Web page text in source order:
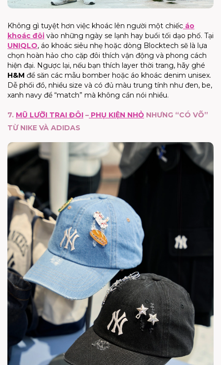
Không gì tuyệt hơn việc khoác lên người một chiếc áo
khoác đôi vào những ngày se lạnh hay buổi tối dạo phố. Tại
UNIQLO, áo khoác siêu nhẹ hoặc dòng Blocktech sẽ là lựa
chọn hoàn hảo cho cặp đôi thích vận động và phong cách
hiện đại. Ngược lại, nếu bạn thích layer thời trang, hãy ghé
H&M để săn các mẫu bomber hoặc áo khoác denim unisex.
Dễ phối đồ, nhiều size và có đủ màu trung tính như đen, be,
xanh navy để “match” mà không cần nói nhiều.
7. MŨ LƯỠI TRAI ĐÔI – PHỤ KIỆN NHỎ NHƯNG “CÓ VÕ”
TỪ NIKE VÀ ADIDAS